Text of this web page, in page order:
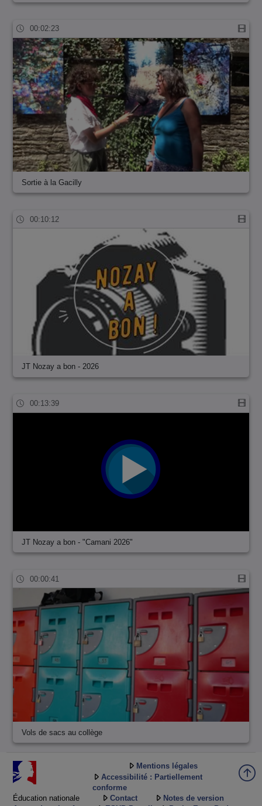
00:02:23
Sortie à la Gacilly
00:10:12
JT Nozay a bon - 2026
00:13:39
JT Nozay a bon - "Camani 2026"
00:00:41
Vols de sacs au collège
Éducation nationale
Mentions légales
Accessibilité : Partiellement
conforme
Contact
Notes de version